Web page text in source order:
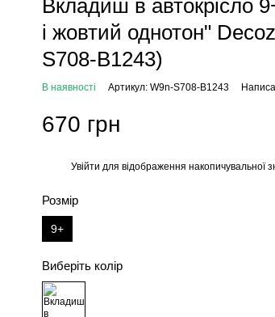
Вкладиш в автокрісло
і жовтий однотон"
S708-B1243)
В наявності Артикул: W9n-S708-B1243
670 грн
Увійти для відображення накопичувальної
Розмір
9+
Виберіть колір